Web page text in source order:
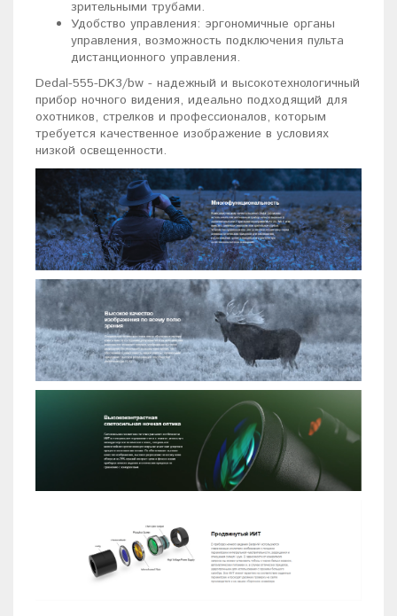
зрительными трубами.
Удобство управления: эргономичные органы
управления, возможность подключения пульта
дистанционного управления.
Dedal-555-DK3/bw - надежный и высокотехнологичный
прибор ночного видения, идеально подходящий для
охотников, стрелков и профессионалов, которым
требуется качественное изображение в условиях
низкой освещенности.